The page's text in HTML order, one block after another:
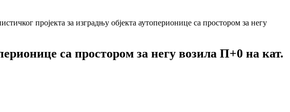
пројекта за изградњу објекта аутоперионице са простором за негу
са простором за негу возила П+0 на кат.